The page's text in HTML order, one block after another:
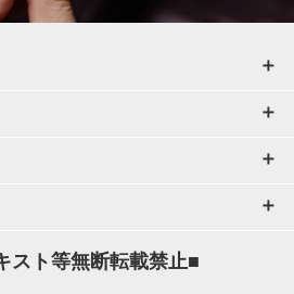
スト等無断転載禁止■